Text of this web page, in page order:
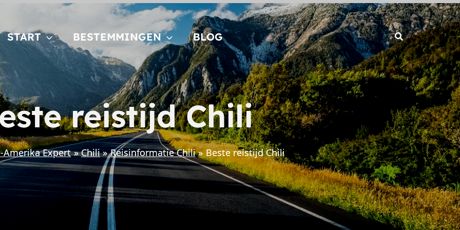
START BESTEMMINGEN BLOG
reistijd Chili
Amerika Expert Chili Reisinformatie Chili Beste reistijd Chili